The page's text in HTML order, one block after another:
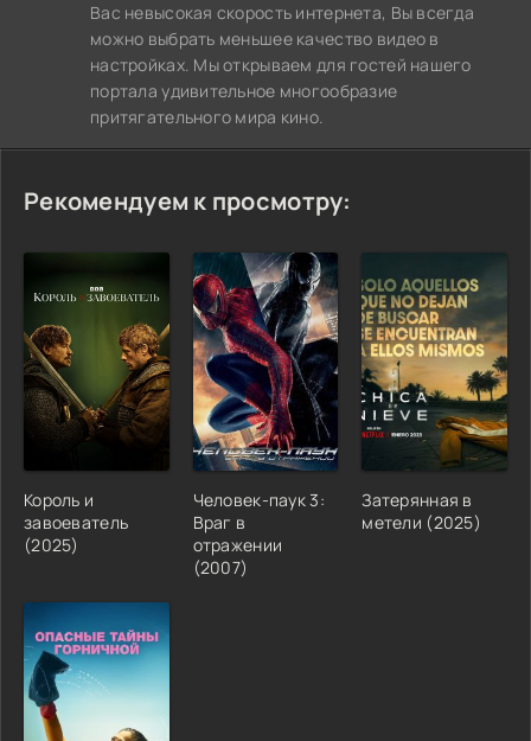
Вас невысокая скорость интернета, Вы всегда
можно выбрать меньшее качество видео в
настройках. Мы открываем для гостей нашего
портала удивительное многообразие
притягательного мира кино.
Рекомендуем к просмотру:
Король и
завоеватель
(2025)
Человек-паук 3:
Враг в
отражении
(2007)
Затерянная в
метели (2025)